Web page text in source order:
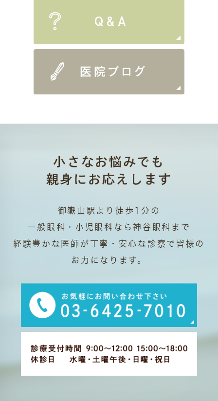
小さなお悩みでも
親身にお応えします
御嶽山駅より徒歩1分の
一般眼科・小児眼科なら神谷眼科まで
経験豊かな医師が丁寧・安心な診察で皆様の
お力になります。